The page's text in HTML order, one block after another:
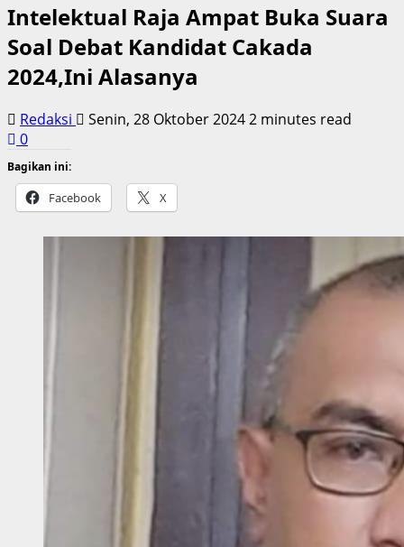
Intelektual Raja Ampat Buka Suara
Soal Debat Kandidat Cakada
2024,Ini Alasanya
Redaksi Senin, 28 Oktober 20242 minutes read
0
Bagikan ini:
Facebook X